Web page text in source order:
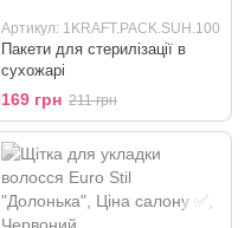
Артикул: 1KRAFT.PACK.SUH.100
Пакети для стерилізації в
сухожарі
169 грн 211 грн